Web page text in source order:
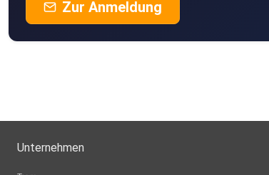
Zur Anmeldung
Unternehmen